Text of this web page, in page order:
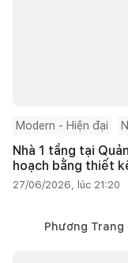
Modern - Hiện đại
Nhà 1 tầng tại
hoạch bằng thiết
27/06/2026, lúc 21:20
Phương Trang